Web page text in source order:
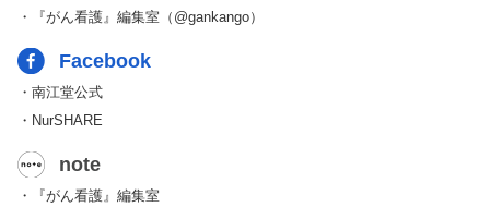
・『がん看護』編集室（@gankango）
Facebook
・南江堂公式
・NurSHARE
note
・『がん看護』編集室